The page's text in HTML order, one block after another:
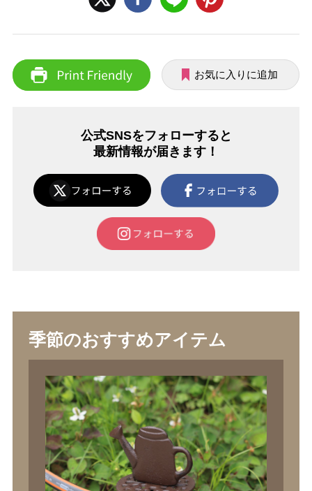
お気に入りに追加
公式SNSをフォローすると
最新情報が届きます！
季節のおすすめアイテム